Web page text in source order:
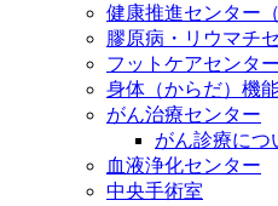
健康推進センター
膠原病・リウマチ
フットケアセンター
身体（からだ）機
がん治療センター
がん診療につ
血液浄化センター
中央手術室